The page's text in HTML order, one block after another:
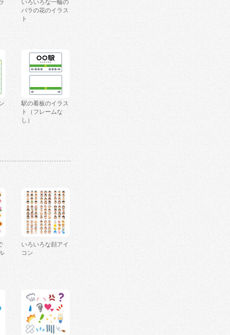
いろいろな一輪の
バラの花のイラス
ト
駅の看板のイラス
ト（フレームな
し）
いろいろな顔アイ
コン